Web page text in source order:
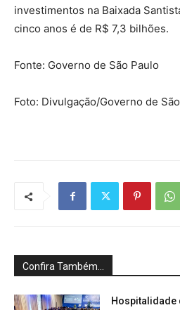
investimentos na Baixada
cinco anos é de R$ 7,3 bilhões.
Fonte: Governo de São Paulo
Foto: Divulgação/Governo de
Confira Também...
Hospitalidade